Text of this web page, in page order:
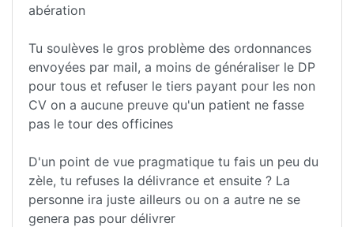
abération
Tu soulèves le gros problème des ordonnances
envoyées par mail, a moins de généraliser le DP
pour tous et refuser le tiers payant pour les non
CV on a aucune preuve qu'un patient ne fasse
pas le tour des officines
D'un point de vue pragmatique tu fais un peu du
zèle, tu refuses la délivrance et ensuite ? La
personne ira juste ailleurs ou on a autre ne se
genera pas pour délivrer